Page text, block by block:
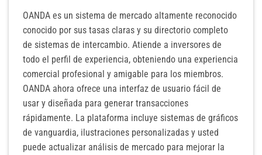
OANDA es un sistema de mercado altamente reconocido
conocido por sus tasas claras y su directorio completo
de sistemas de intercambio. Atiende a inversores de
todo el perfil de experiencia, obteniendo una experiencia
comercial profesional y amigable para los miembros.
OANDA ahora ofrece una interfaz de usuario fácil de
usar y diseñada para generar transacciones
rápidamente. La plataforma incluye sistemas de gráficos
de vanguardia, ilustraciones personalizadas y usted
puede actualizar análisis de mercado para mejorar la